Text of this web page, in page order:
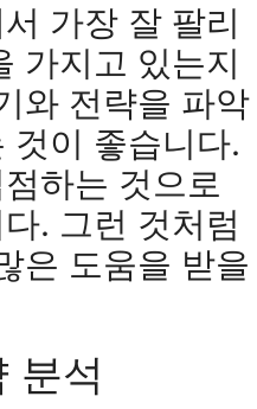
가장 잘 팔리
가지고 있는지
와 전략을 파악
것이 좋습니다.
하는 것으로
. 그런 것처럼
은 도움을 받을
분석